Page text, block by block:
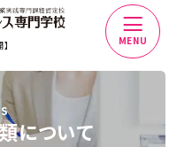
MENU
について